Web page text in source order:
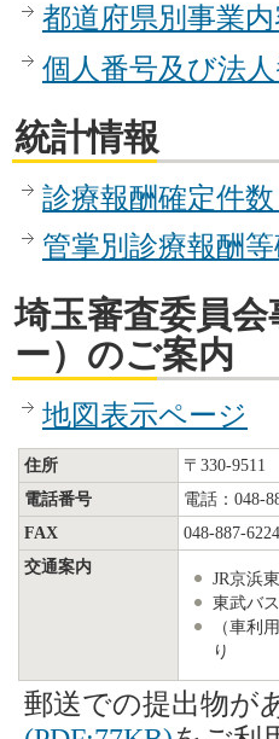
都道府県別事業内
個人番号及び法
統計情報
診療報酬確定件
管掌別診療報酬
埼玉審査委員
ー）のご案内
地図表示ページ
住所
〒330-9511
電話番号
電話：048-
FAX
048-887-6224
交通案内
JR京浜
東武バ
（車利
り
郵送での提出物が